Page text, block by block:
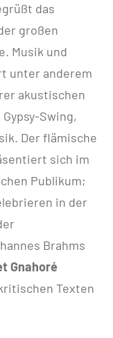
das
großen
Musik und
unter anderem
akustischen
Swing,
Der flämische
sich im
Publikum;
in der
Brahms
Gnahoré
Texten